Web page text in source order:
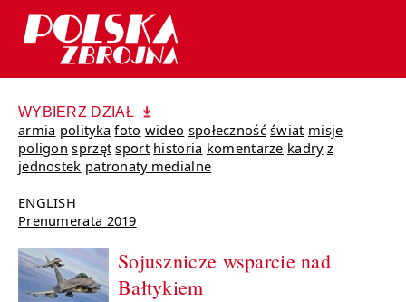
WYBIERZ DZIAŁ
armia polityka foto wideo społeczność świat misje
poligon sprzęt sport historia komentarze kadry z
jednostek patronaty medialne
ENGLISH
Prenumerata 2019
Sojusznicze wsparcie nad
Bałtykiem